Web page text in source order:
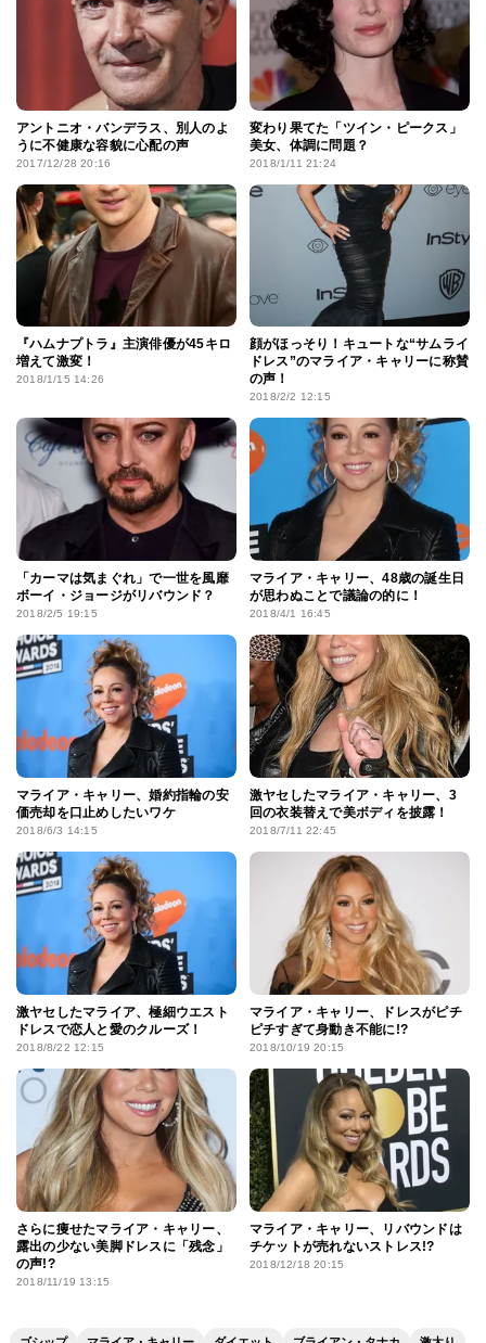
アントニオ・バンデラス、別人のよ
うに不健康な容貌に心配の声
2017/12/28 20:16
変わり果てた「ツイン・ピークス」
美女、体調に問題？
2018/1/11 21:24
『ハムナプトラ』主演俳優が45キロ
増えて激変！
2018/1/15 14:26
顔がほっそり！キュートな“サムライ
ドレス”のマライア・キャリーに称賛
の声！
2018/2/2 12:15
「カーマは気まぐれ」で一世を風靡
ボーイ・ジョージがリバウンド？
2018/2/5 19:15
マライア・キャリー、48歳の誕生日
が思わぬことで議論の的に！
2018/4/1 16:45
マライア・キャリー、婚約指輪の安
価売却を口止めしたいワケ
2018/6/3 14:15
激ヤセしたマライア・キャリー、3
回の衣装替えで美ボディを披露！
2018/7/11 22:45
激ヤセしたマライア、極細ウエスト
ドレスで恋人と愛のクルーズ！
2018/8/22 12:15
マライア・キャリー、ドレスがピチ
ピチすぎて身動き不能に!?
2018/10/19 20:15
さらに痩せたマライア・キャリー、
露出の少ない美脚ドレスに「残念」
の声!?
2018/11/19 13:15
マライア・キャリー、リバウンドは
チケットが売れないストレス!?
2018/12/18 20:15